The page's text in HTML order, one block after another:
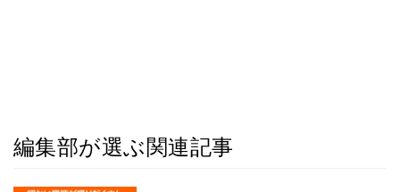
編集部が選ぶ関連記事